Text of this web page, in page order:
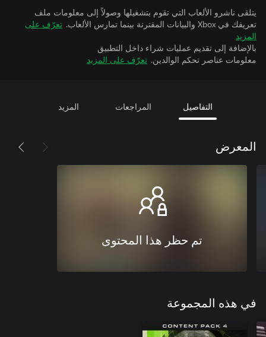
يتلقى ناشرو الألعاب التي تقوم بتشغيلها وصولاً إلى معلومات ملف
تعريفك في Xbox والبيانات المقترنة بينما تمارس الألعاب.
تعرّف على
المزيد
بالإضافة إلى تقديم عمليات شراء داخل التطبيق
معلومات عناصر تحكم الوالدين. تعرّف على المزيد
التفاصيل المراجعات المزيد
المعرض
تم حظر هذا المحتوى
في هذه المجموعة